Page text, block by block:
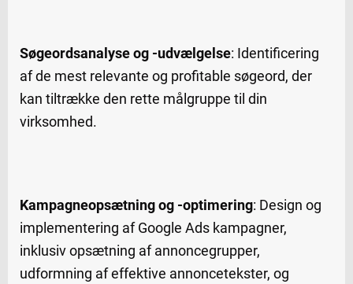
Søgeordsanalyse og -udvælgelse: Identificering
af de mest relevante og profitable søgeord, der
kan tiltrække den rette målgruppe til din
virksomhed.
Kampagneopsætning og -optimering: Design og
implementering af Google Ads kampagner,
inklusiv opsætning af annoncegrupper,
udformning af effektive annoncetekster, og